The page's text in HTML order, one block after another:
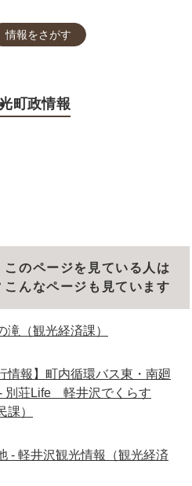
情報をさがす
町政情報
このページを見ている人は
こんなページも見ています
滝（観光経済課）
情報】町内循環バス東・南廻
別荘Life 軽井沢でくらす
課）
- 軽井沢観光情報（観光経済